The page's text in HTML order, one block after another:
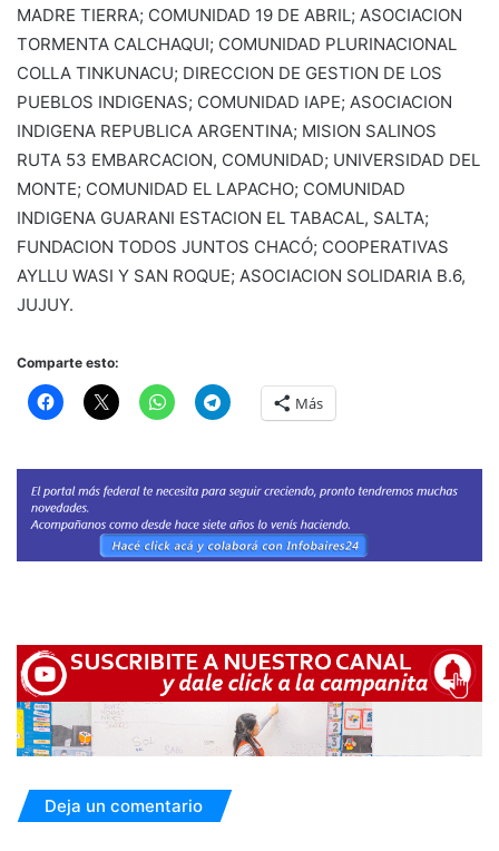
MADRE TIERRA; COMUNIDAD 19 DE ABRIL; ASOCIACION
TORMENTA CALCHAQUI; COMUNIDAD PLURINACIONAL
COLLA TINKUNACU; DIRECCION DE GESTION DE LOS
PUEBLOS INDIGENAS; COMUNIDAD IAPE; ASOCIACION
INDIGENA REPUBLICA ARGENTINA; MISION SALINOS
RUTA 53 EMBARCACION, COMUNIDAD; UNIVERSIDAD DEL
MONTE; COMUNIDAD EL LAPACHO; COMUNIDAD
INDIGENA GUARANI ESTACION EL TABACAL, SALTA;
FUNDACION TODOS JUNTOS CHACÓ; COOPERATIVAS
AYLLU WASI Y SAN ROQUE; ASOCIACION SOLIDARIA B.6,
JUJUY.
Comparte esto:
Más
Deja un comentario